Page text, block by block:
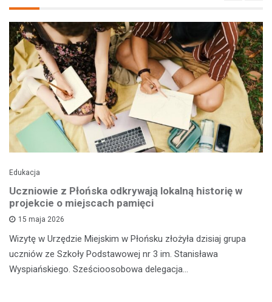
Edukacja
Uczniowie z Płońska odkrywają lokalną historię w
projekcie o miejscach pamięci
15 maja 2026
Wizytę w Urzędzie Miejskim w Płońsku złożyła dzisiaj grupa
uczniów ze Szkoły Podstawowej nr 3 im. Stanisława
Wyspiańskiego. Sześcioosobowa delegacja…